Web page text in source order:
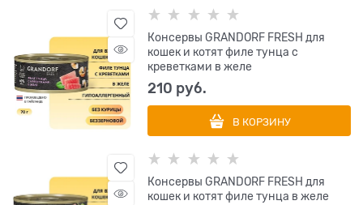
Консервы GRANDORF FRESH для
кошек и котят филе тунца с
креветками в желе
210 руб.
В КОРЗИНУ
Консервы GRANDORF FRESH для
кошек и котят филе тунца в желе